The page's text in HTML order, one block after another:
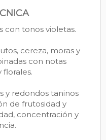
con tonos violetas.
cereza, moras y
con notas
florales.
y redondos taninos
de frutosidad y
concentración y